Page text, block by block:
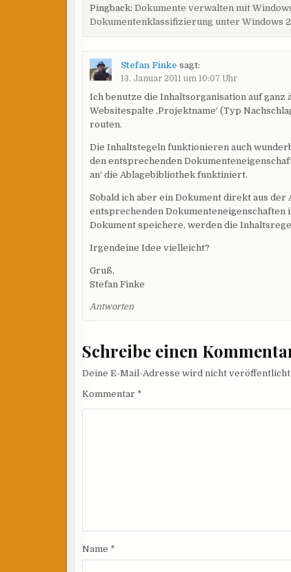
Pingback:Dokumente verwalten mit
Dokumentenklassifizierung unter Windows
Stefan Finke sagt:
13. Januar 2011 um 10:07 Uhr
Ich benutze die Inhaltsorganisation auf ganz
Websitespalte ‚Projektname‘ (Typ
routen.
Die Inhaltstegeln funktionieren auch
den entsprechenden
an‘ die Ablagebibliothek funktiniert.
Sobald ich aber ein Dokument direkt aus
entsprechenden
Dokument speichere, werden die
Irgendeine Idee vielleicht?
Gruß,
Stefan Finke
Antworten
Schreibe einen
Deine E-Mail-Adresse wird nicht veröffentlicht.
Kommentar *
Name *